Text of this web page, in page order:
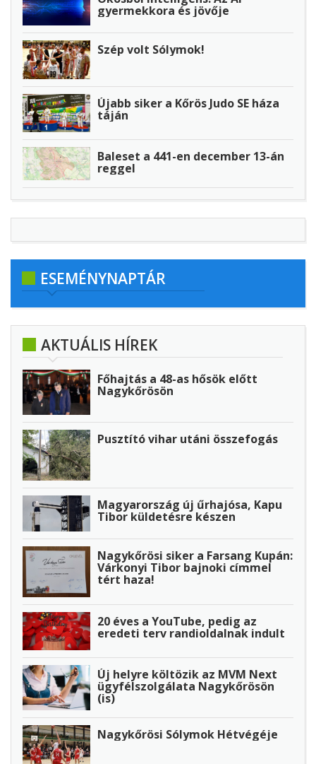
gyermekkora és jövője
Szép volt Sólymok!
Újabb siker a Kőrös Judo SE háza
táján
Baleset a 441-en december 13-án
reggel
ESEMÉNYNAPTÁR
AKTUÁLIS HÍREK
Főhajtás a 48-as hősök előtt
Nagykőrösön
Pusztító vihar utáni összefogás
Magyarország új űrhajósa, Kapu
Tibor küldetésre készen
Nagykőrösi siker a Farsang Kupán:
Várkonyi Tibor bajnoki címmel
tért haza!
20 éves a YouTube, pedig az
eredeti terv randioldalnak indult
Új helyre költözik az MVM Next
ügyfélszolgálata Nagykőrösön
(is)
Nagykőrösi Sólymok Hétvégéje